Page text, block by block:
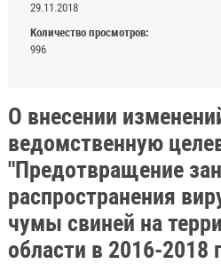
29.11.2018
Количество просмотров:
996
О внесении
ведомственную
"Предотвращение
распространения
чумы свиней на
области в 2016-2018